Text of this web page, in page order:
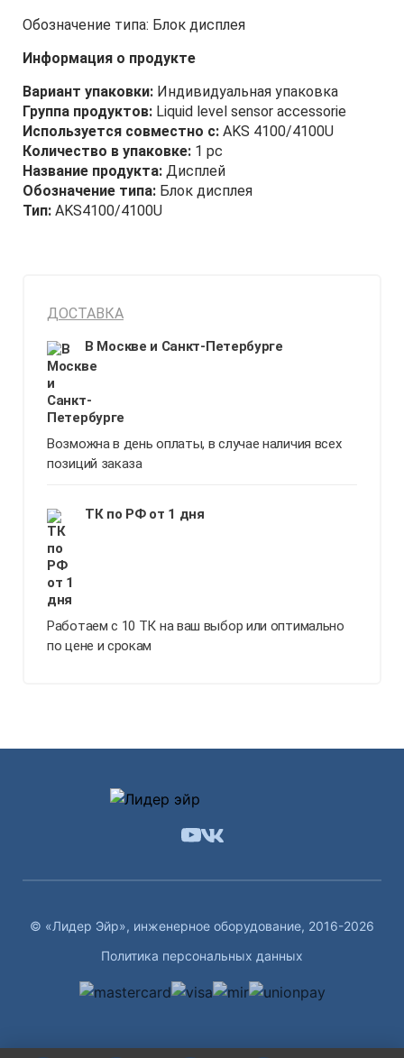
Обозначение типа: Блок дисплея
Информация о продукте
Вариант упаковки: Индивидуальная упаковка
Группа продуктов: Liquid level sensor accessorie
Используется совместно с: AKS 4100/4100U
Количество в упаковке: 1 pc
Название продукта: Дисплей
Обозначение типа: Блок дисплея
Тип: AKS4100/4100U
ДОСТАВКА
В Москве и Санкт-Петербурге
Возможна в день оплаты, в случае наличия всех
позиций заказа
ТК по РФ от 1 дня
Работаем с 10 ТК на ваш выбор или оптимально
по цене и срокам
© «Лидер Эйр», инженерное оборудование, 2016-2026
Политика персональных данных